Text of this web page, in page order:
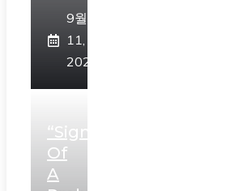
9월
11,
2023
“Signs
Of
A